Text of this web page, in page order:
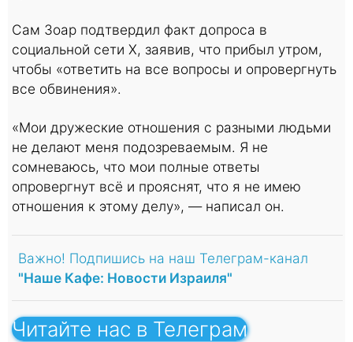
Сам Зоар подтвердил факт допроса в
социальной сети X, заявив, что прибыл утром,
чтобы «ответить на все вопросы и опровергнуть
все обвинения».
«Мои дружеские отношения с разными людьми
не делают меня подозреваемым. Я не
сомневаюсь, что мои полные ответы
опровергнут всё и прояснят, что я не имею
отношения к этому делу», — написал он.
Важно! Подпишись на наш Телеграм-канал
"Наше Кафе: Новости Израиля"
Читайте нас в Телеграм